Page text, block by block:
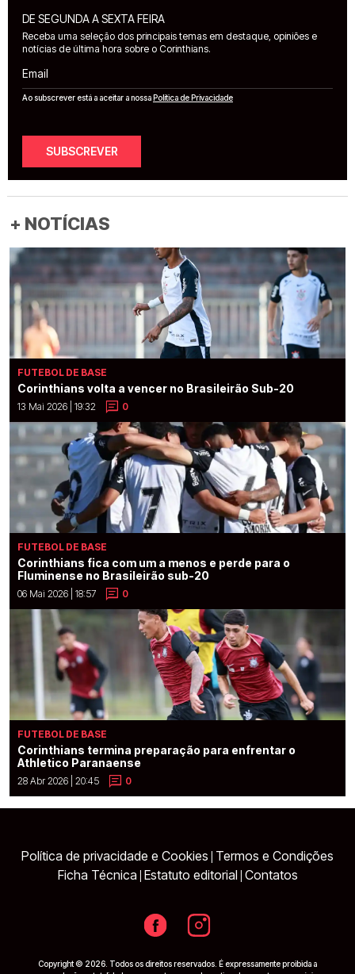
DE SEGUNDA A SEXTA FEIRA
Receba uma seleção dos principais temas em destaque, opiniões e
notícias de última hora sobre o Corinthians.
Email
Ao subscrever está a aceitar a nossaPolítica de Privacidade
SUBSCREVER
+ NOTÍCIAS
FUTEBOL DE BASE
Corinthians volta a vencer no Brasileirão Sub-20
13 Mai 2026 | 19:32 0
FUTEBOL DE BASE
Corinthians fica com um a menos e perde para o
Fluminense no Brasileirão sub-20
06 Mai 2026 | 18:57 0
FUTEBOL DE BASE
Corinthians termina preparação para enfrentar o
Athletico Paranaense
28 Abr 2026 | 20:45 0
Política de privacidade e Cookies Termos e Condições
Ficha Técnica Estatuto editorial Contatos
Copyright © 2026. Todos os direitos reservados. É expressamente proibida a